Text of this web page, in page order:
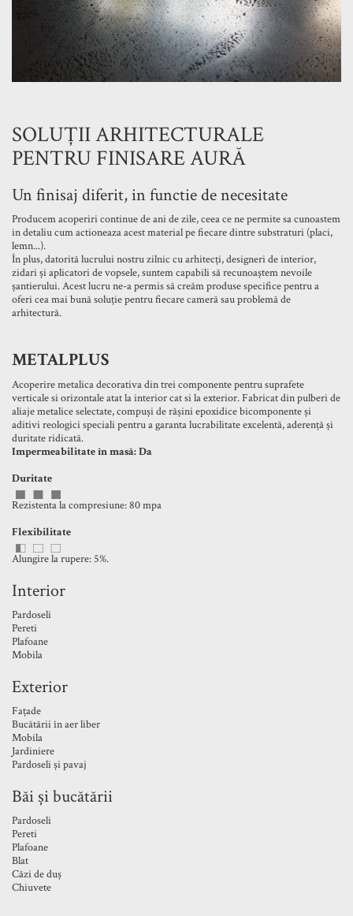
SOLUȚII ARHITECTURALE
PENTRU FINISARE AURĂ
Un finisaj diferit, in functie de necesitate
Producem acoperiri continue de ani de zile, ceea ce ne permite sa cunoastem
in detaliu cum actioneaza acest material pe fiecare dintre substraturi (placi,
lemn...).
În plus, datorită lucrului nostru zilnic cu arhitecți, designeri de interior,
zidari și aplicatori de vopsele, suntem capabili să recunoaștem nevoile
șantierului. Acest lucru ne-a permis să creăm produse specifice pentru a
oferi cea mai bună soluție pentru fiecare cameră sau problemă de
arhitectură.
METALPLUS
Acoperire metalica decorativa din trei componente pentru suprafete
verticale si orizontale atat la interior cat si la exterior. Fabricat din pulberi de
aliaje metalice selectate, compuși de rășini epoxidice bicomponente și
aditivi reologici speciali pentru a garanta lucrabilitate excelentă, aderență și
duritate ridicată.
Impermeabilitate în masă: Da
Duritate
Rezistenta la compresiune: 80 mpa
Flexibilitate
Alungire la rupere: 5%.
Interior
Pardoseli
Pereti
Plafoane
Mobila
Exterior
Fațade
Bucătării în aer liber
Mobila
Jardiniere
Pardoseli și pavaj
Băi și bucătării
Pardoseli
Pereti
Plafoane
Blat
Căzi de duș
Chiuvete